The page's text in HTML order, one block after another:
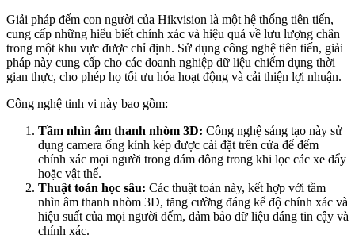
Giải pháp đếm con người của Hikvision là một hệ thống tiên tiến,
cung cấp những hiểu biết chính xác và hiệu quả về lưu lượng chân
trong một khu vực được chỉ định. Sử dụng công nghệ tiên tiến, giải
pháp này cung cấp cho các doanh nghiệp dữ liệu chiếm dụng thời
gian thực, cho phép họ tối ưu hóa hoạt động và cải thiện lợi nhuận.
Công nghệ tinh vi này bao gồm:
Tầm nhìn âm thanh nhòm 3D: Công nghệ sáng tạo này sử
dụng camera ống kính kép được cài đặt trên cửa để đếm
chính xác mọi người trong đám đông trong khi lọc các xe đẩy
hoặc vật thể.
Thuật toán học sâu: Các thuật toán này, kết hợp với tầm
nhìn âm thanh nhòm 3D, tăng cường đáng kể độ chính xác và
hiệu suất của mọi người đếm, đảm bảo dữ liệu đáng tin cậy và
chính xác.